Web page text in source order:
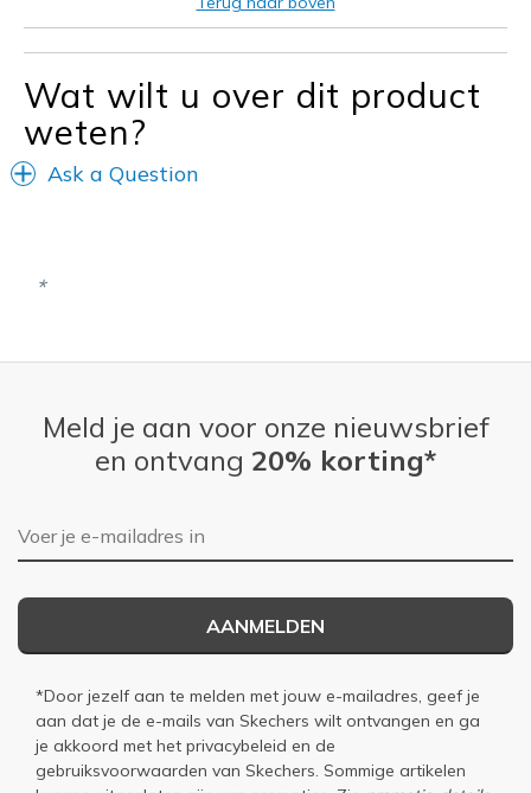
Sizing
Feels true to size
View On Shoes
I'm Really Into Shoes
Wat wilt u over dit product
weten?
Ask a Question
Meld je aan voor onze nieuwsbrief
en ontvang 20% korting*
E-mailadres
AANMELDEN
*Door jezelf aan te melden met jouw e-mailadres, geef je
aan dat je de e-mails van Skechers wilt ontvangen en ga
je akkoord met het privacybeleid en de
gebruiksvoorwaarden van Skechers. Sommige artikelen